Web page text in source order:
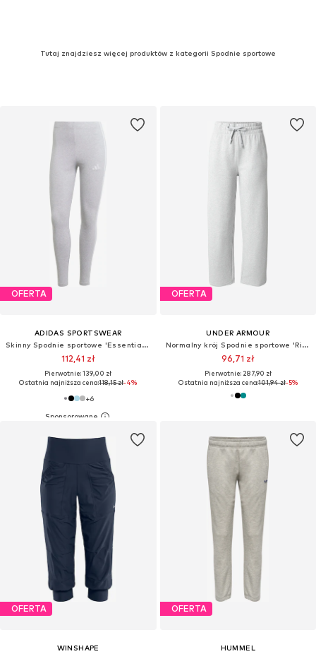
Tutaj znajdziesz więcej produktów z kategorii Spodnie sportowe
OFERTA
ADIDAS SPORTSWEAR
Skinny Spodnie sportowe 'Essentials'
112,41 zł
Pierwotnie: 139,00 zł
Ostatnia najniższa cena:118,15 zł-4%
+6
OFERTA
UNDER ARMOUR
Normalny krój Spodnie sportowe 'Rival'
96,71 zł
Pierwotnie: 287,90 zł
Ostatnia najniższa cena:101,94 zł-5%
OFERTA
WINSHAPE
OFERTA
HUMMEL